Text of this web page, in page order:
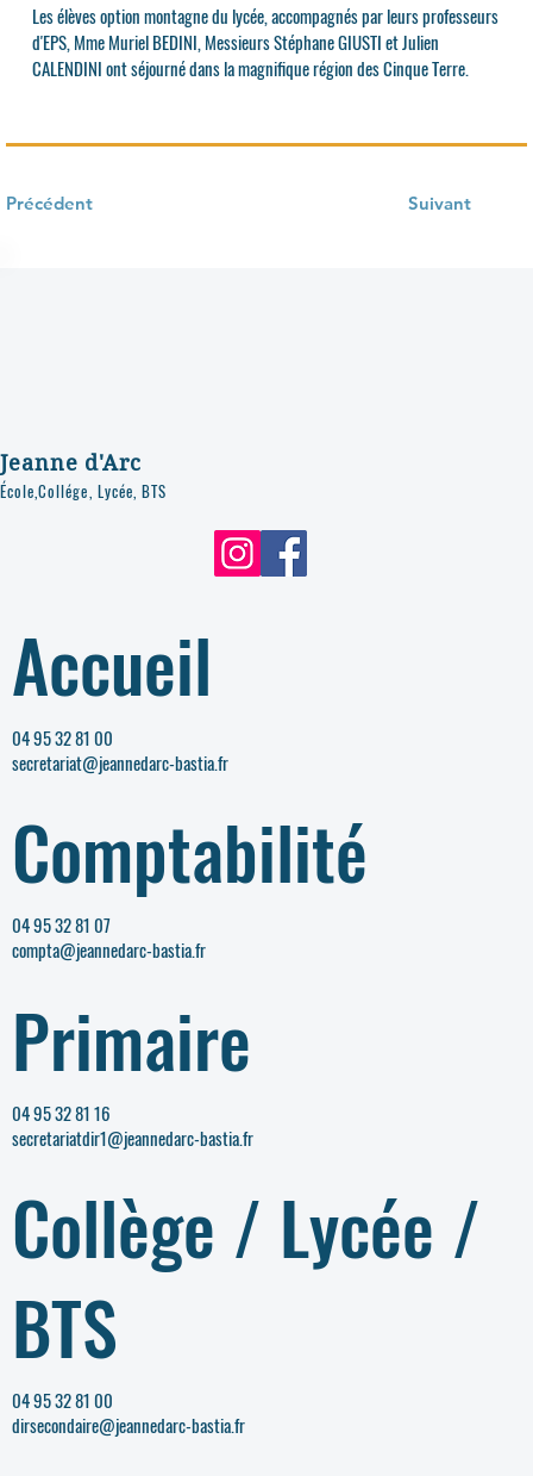
Les élèves option montagne du lycée, accompagnés par leurs professeurs
d'EPS, Mme Muriel BEDINI, Messieurs Stéphane GIUSTI et Julien
CALENDINI ont séjourné dans la magnifique région des Cinque Terre.
Précédent Suivant
Accueil
04 95 32 81 00
secretariat@jeannedarc-bastia.fr
Comptabilité
04 95 32 81 07
compta@jeannedarc-bastia.fr
Primaire
04 95 32 81 16
secretariatdir1@jeannedarc-bastia.fr
Collège / Lycée /
BTS
04 95 32 81 00
dirsecondaire@jeannedarc-bastia.fr
Jeanne d'Arc
École,Collége, Lycée, BTS